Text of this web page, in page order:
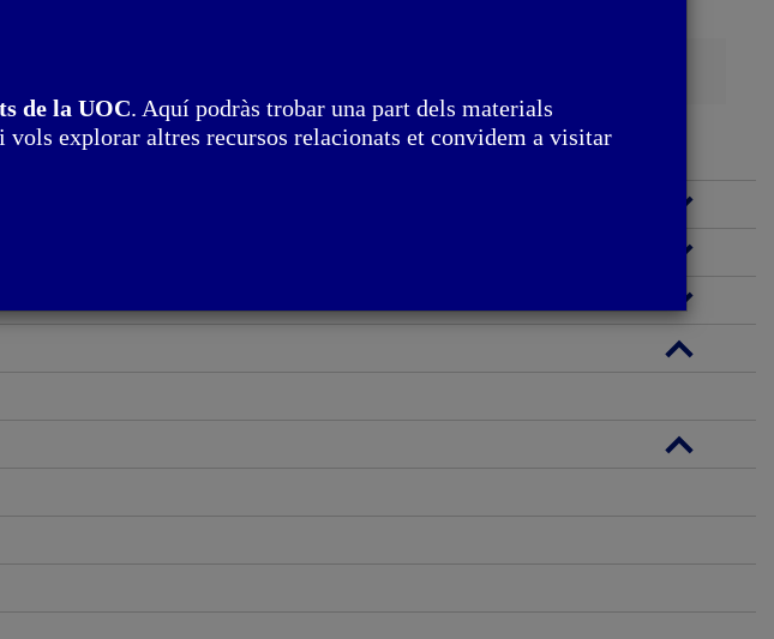
de la UOC. Aquí podràs trobar una part dels materials
vols explorar altres recursos relacionats et convidem a visitar